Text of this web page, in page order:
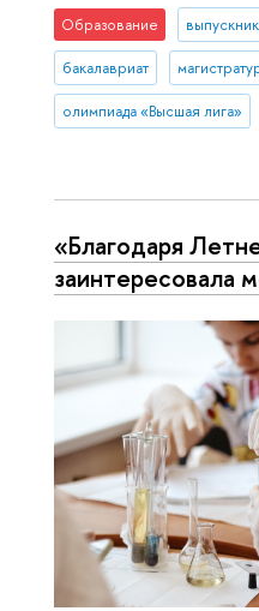
Образование
бакалавриат
олимпиада «Высшая лига»
«Благодаря
заинтересовала